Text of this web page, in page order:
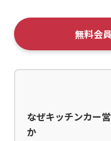
無料会
なぜキッチンカー
か